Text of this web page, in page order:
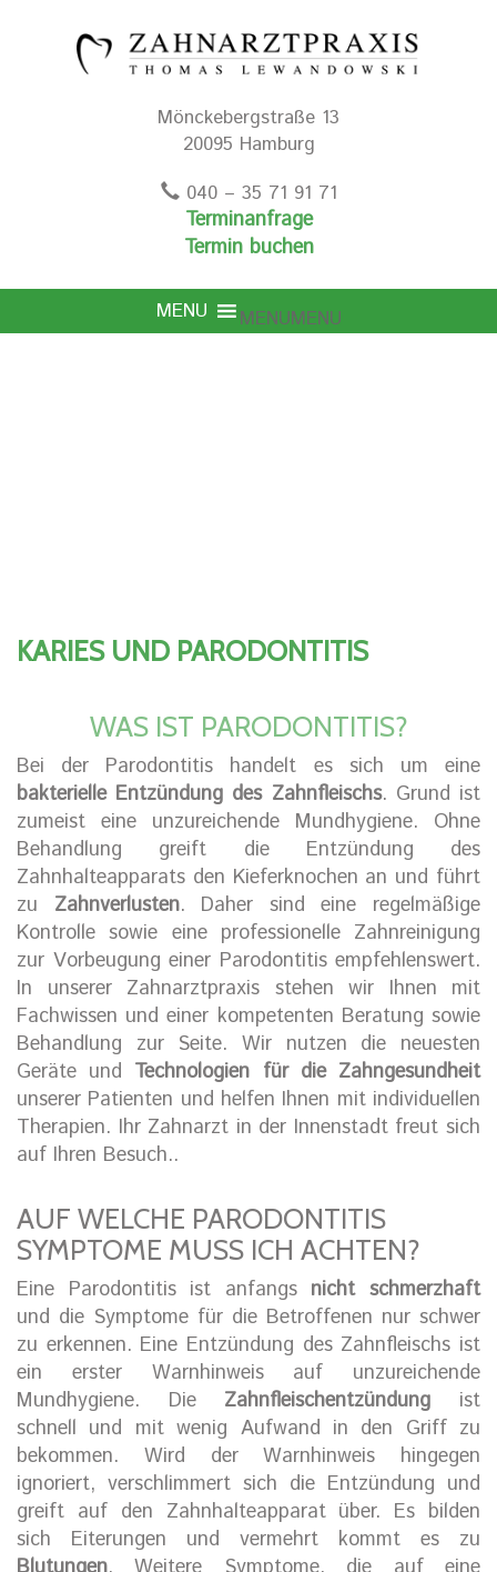
Mönckebergstraße 13
20095 Hamburg
040 – 35 71 91 71
Terminanfrage
Termin buchen
MENUMENU
KARIES UND PARODONTITIS
WAS IST PARODONTITIS?
Bei der Parodontitis handelt es sich um eine
bakterielle Entzündung des Zahnfleischs. Grund ist
zumeist eine unzureichende Mundhygiene. Ohne
Behandlung greift die Entzündung des
Zahnhalteapparats den Kieferknochen an und führt
zu Zahnverlusten. Daher sind eine regelmäßige
Kontrolle sowie eine professionelle Zahnreinigung
zur Vorbeugung einer Parodontitis empfehlenswert.
In unserer Zahnarztpraxis stehen wir Ihnen mit
Fachwissen und einer kompetenten Beratung sowie
Behandlung zur Seite. Wir nutzen die neuesten
Geräte und Technologien für die Zahngesundheit
unserer Patienten und helfen Ihnen mit individuellen
Therapien. Ihr Zahnarzt in der Innenstadt freut sich
auf Ihren Besuch..
AUF WELCHE PARODONTITIS
SYMPTOME MUSS ICH ACHTEN?
Eine Parodontitis ist anfangs nicht schmerzhaft
und die Symptome für die Betroffenen nur schwer
zu erkennen. Eine Entzündung des Zahnfleischs ist
ein erster Warnhinweis auf unzureichende
Mundhygiene. Die Zahnfleischentzündung ist
schnell und mit wenig Aufwand in den Griff zu
bekommen. Wird der Warnhinweis hingegen
ignoriert, verschlimmert sich die Entzündung und
greift auf den Zahnhalteapparat über. Es bilden
sich Eiterungen und vermehrt kommt es zu